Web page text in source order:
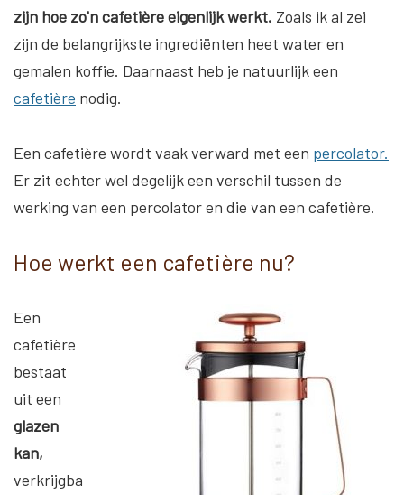
zijn hoe zo'n cafetière eigenlijk werkt. Zoals ik al zei
zijn de belangrijkste ingrediënten heet water en
gemalen koffie. Daarnaast heb je natuurlijk een
cafetière nodig.
Een cafetière wordt vaak verward met een percolator.
Er zit echter wel degelijk een verschil tussen de
werking van een percolator en die van een cafetière.
Hoe werkt een cafetière nu?
Een
cafetière
bestaat
uit een
glazen
kan,
verkrijgba